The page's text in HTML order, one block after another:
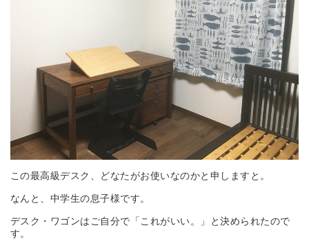
この最高級デスク、どなたがお使いなのかと申しますと。
なんと、中学生の息子様です。
デスク・ワゴンはご自分で「これがいい。」と決められたので
す。